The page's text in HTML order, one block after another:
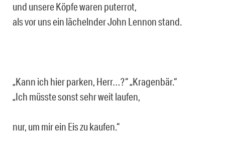
und unsere Köpfe waren puterrot,
als vor uns ein lächelnder John Lennon stand.
„Kann ich hier parken, Herr…?“ „Kragenbär.“
„Ich müsste sonst sehr weit laufen,
nur, um mir ein Eis zu kaufen.“